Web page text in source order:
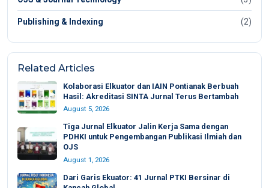
Publishing & Indexing (2)
Related Articles
Kolaborasi Elkuator dan IAIN Pontianak Berbuah
Hasil: Akreditasi SINTA Jurnal Terus Bertambah
August 5, 2026
Tiga Jurnal Elkuator Jalin Kerja Sama dengan
PDHKI untuk Pengembangan Publikasi Ilmiah dan
OJS
August 1, 2026
Dari Garis Ekuator: 41 Jurnal PTKI Bersinar di